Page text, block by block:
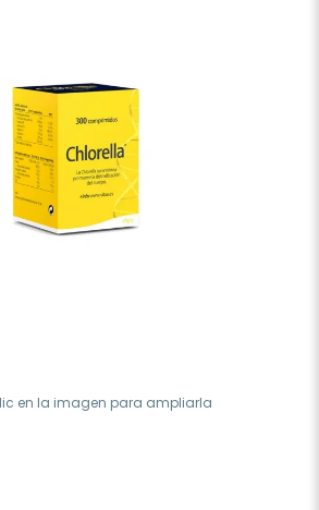
en la imagen para ampliarla